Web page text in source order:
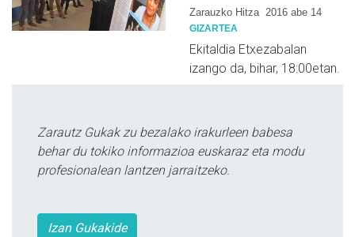
Zarauzko Hitza 2016 abe 14
GIZARTEA
Ekitaldia Etxezabalan
izango da, bihar, 18:00etan.
Zarautz Gukak zu bezalako irakurleen babesa
behar du tokiko informazioa euskaraz eta modu
profesionalean lantzen jarraitzeko.
Izan Gukakide